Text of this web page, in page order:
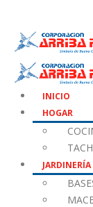
INICIO
HOGAR
JARDINERÍA